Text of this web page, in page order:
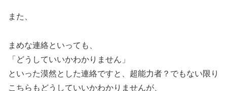
また、
まめな連絡といっても、
「どうしていいかわかりません」
といった漠然とした連絡ですと、超能力者？でもない限り
こちらもどうしていいかわかりませんが、